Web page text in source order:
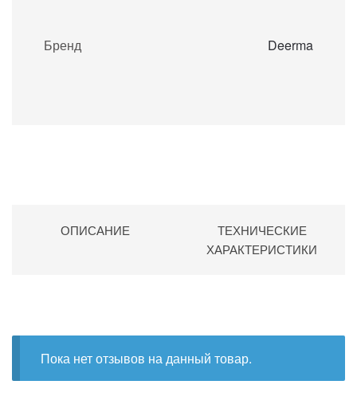
Бренд Deerma
ОПИСАНИЕ
ТЕХНИЧЕСКИЕ
ХАРАКТЕРИСТИКИ
Пока нет отзывов на данный товар.